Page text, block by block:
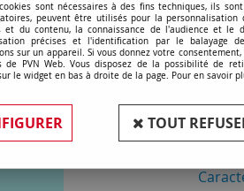
*g13
120
Réf. :
sont nécessaires à des fins techniques, ils
peuvent être utilisés pour la personnalisation
et du contenu, la connaissance de l'audience et le
précises et l'identification par le balayage
sur un appareil. Si vous donnez votre
de PVN Web. Vous disposez de la possibilité de
le widget en bas à droite de la page. Pour en savoir
TOUT